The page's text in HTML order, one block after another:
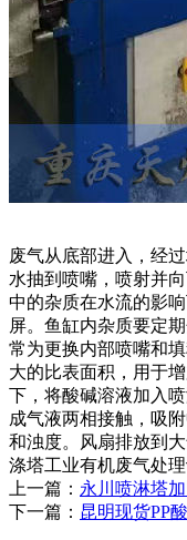
废气从底部进入，经
水抽到喷嘴，喷射并
中的杂质在水流的影
屏。鱼缸内杂质要定
常为更换内部喷嘴和
大的比表面积，用于
下，将酸碱溶液加入
成气液两相接触，吸
和浊度。风扇排放到
涤塔工业有机废气处
上一篇： 永川喷淋塔
下一篇： 昆明现货PP